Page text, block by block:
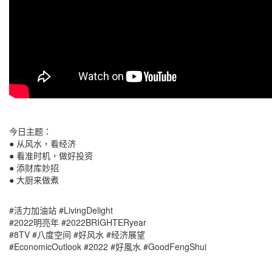
今日主题：
● 从风水，看经济
● 看准时机，做好投资
● 添财库妙招
● 大厨来做煮
#活力加油站 #LivingDelight
#2022明亮年 #2022BRIGHTERyear
#8TV #八度空间 #好风水 #经济展望
#EconomicOutlook #2022 #好風水 #GoodFengShui